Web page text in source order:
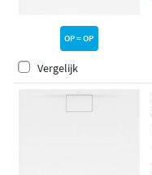
OP = OP
Vergelijk